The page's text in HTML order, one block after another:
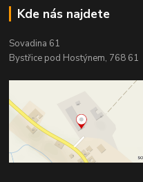
Kde nás najdete
Sovadina 61
Bystřice pod Hostýnem, 768 61